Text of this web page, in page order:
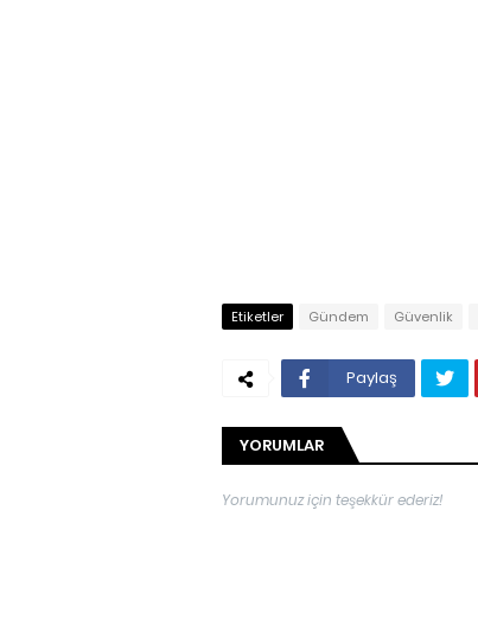
Etiketler Gündem Güvenlik
Paylaş
YORUMLAR
Yorumunuz için teşekkür ederiz!